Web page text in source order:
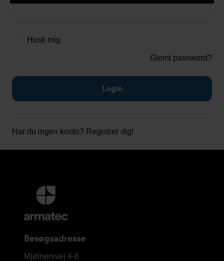
Husk mig
Glemt password?
Har du ingen konto? Registrer dig!
Yderligere
information
og
Besøgsadresse
Armatec
Mjølnersvej 4-8